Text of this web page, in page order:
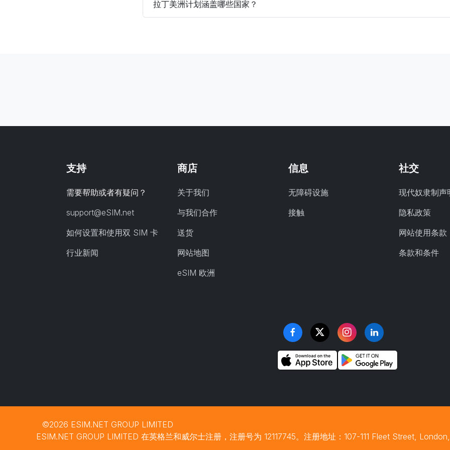
拉丁美洲计划涵盖哪些国家？
支持
需要帮助或者有疑问？
support@eSIM.net
如何设置和使用双 SIM 卡
行业新闻
商店
关于我们
与我们合作
送货
网站地图
eSIM 欧洲
信息
无障碍设施
接触
社交
现代奴隶制声
隐私政策
网站使用条款
条款和条件
©2026 ESIM.NET GROUP LIMITED
ESIM.NET GROUP LIMITED 在英格兰和威尔士注册，注册号为 12117745。注册地址：107-111 Fleet Street,